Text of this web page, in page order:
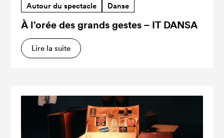
Autour du spectacle Danse
À l’orée des grands gestes – IT DANSA
Lire la suite